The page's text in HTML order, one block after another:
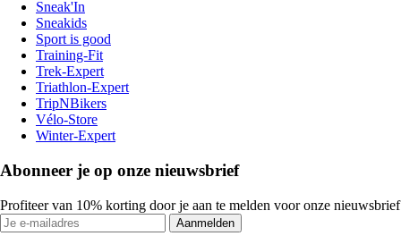
Sneak'In
Sneakids
Sport is good
Training-Fit
Trek-Expert
Triathlon-Expert
TripNBikers
Vélo-Store
Winter-Expert
Abonneer je op onze nieuwsbrief
Profiteer van 10% korting door je aan te melden voor onze nieuwsbrief
Aanmelden